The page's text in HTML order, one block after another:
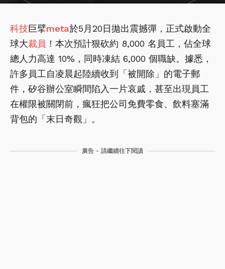
科技巨擘meta於5月20日拋出震撼彈，正式啟動全
球大裁員 ！本次預計狠砍約 8,000 名員工，佔全球
總人力高達 10%，同時凍結 6,000 個職缺。據悉，
許多員工自凌晨起陸續收到「被開除」的電子郵
件，矽谷辦公室瞬間陷入一片哀戚，甚至出現員工
在權限被關閉前，瘋狂把公司免費零食、飲料塞滿
背包的「末日奇觀」。
廣告 - 請繼續往下閱讀